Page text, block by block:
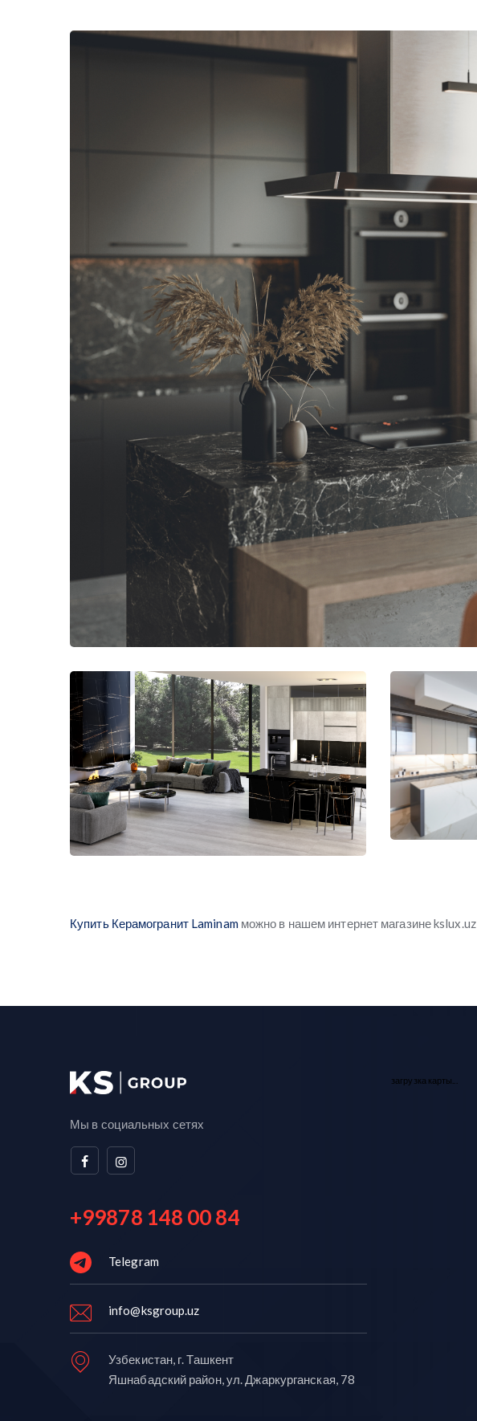
Купить Керамогранит Laminamможно в нашем интернет магазине kslux.uz
Мы в социальных сетях
+99878 148 00 84
Telegram
info@ksgroup.uz
Узбекистан, г. Ташкент
Яшнабадский район, ул. Джаркурганская, 78
загрузка карты...